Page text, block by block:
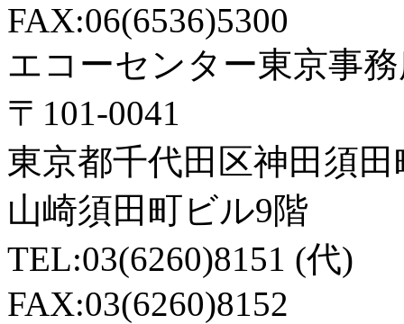
FAX:06(6536)5300
エコーセンター東京事
〒101-0041
東京都千代田区神田須
山崎須田町ビル9階
TEL:03(6260)8151 (代)
FAX:03(6260)8152